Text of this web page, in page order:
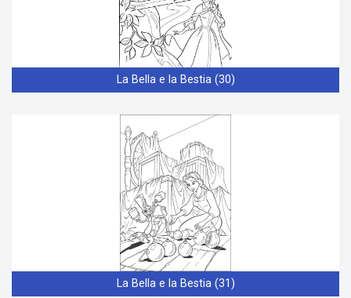
La Bella e la Bestia (30)
La Bella e la Bestia (31)